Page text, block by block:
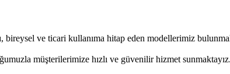
ve ticari kullanıma hitap eden modellerimiz
müşterilerimize hızlı ve güvenilir hizmet